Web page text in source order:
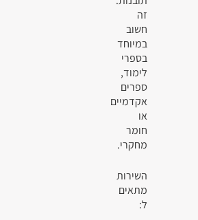
זה
חשוב
במיוחד
בספרי
לימוד,
ספרים
אקדמיים
או
חומר
מחקרי.
השירות
מתאים
ל: